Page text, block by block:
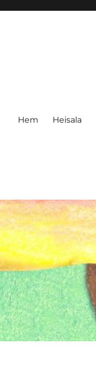
Hem Heisala